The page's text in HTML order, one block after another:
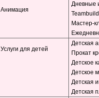
Анимация
Дневные
Мастер-
Услуги для детей
Детская
Прокат
Детское
Детское
Детская
Детская